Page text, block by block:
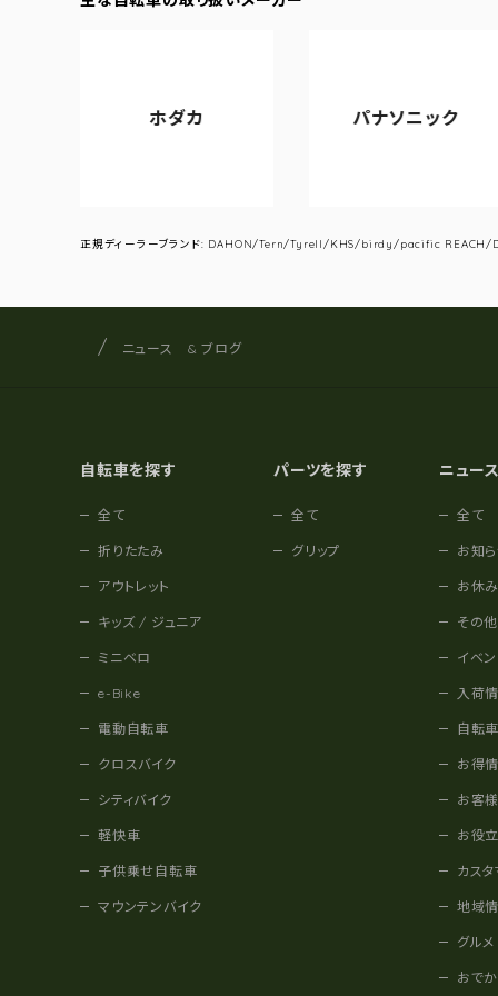
ホダカ パナソニック
正規ディーラーブランド: DAHON/Tern/Tyrell/KHS/birdy/pacific
サイト内の現在地
サイクルショップナカゴヤ
ニュース & ブログ
自転車を探す
全て
折りたたみ
アウトレット
キッズ / ジュニア
ミニベロ
e-Bike
電動自転車
クロスバイク
シティバイク
軽快車
子供乗せ自転車
マウンテンバイク
パーツを探す
全て
グリップ
ニュー
全て
お知
お休
その
イベン
入荷
自転
お得
お客様
お役
カス
地域
グルメ
おで